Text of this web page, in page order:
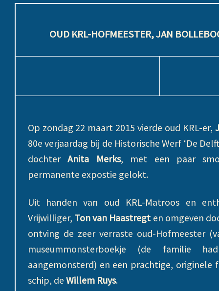
OUD KRL-HOFMEESTER, JAN
Op zondag 22 maart 2015 vierde oud KRL-er,
80e verjaardag bij de Historische Werf ‘De
dochterAnita Merks, met een paar
permanente expostie gelokt.
Uit handen van oud KRL-Matroos en
Vrijwilliger, Ton van Haastregt en omgeven
ontving de zeer verraste oud-Hofmeester
museummonsterboekje (de familie
aangemonsterd) en een prachtige, originele
schip, de Willem Ruys.